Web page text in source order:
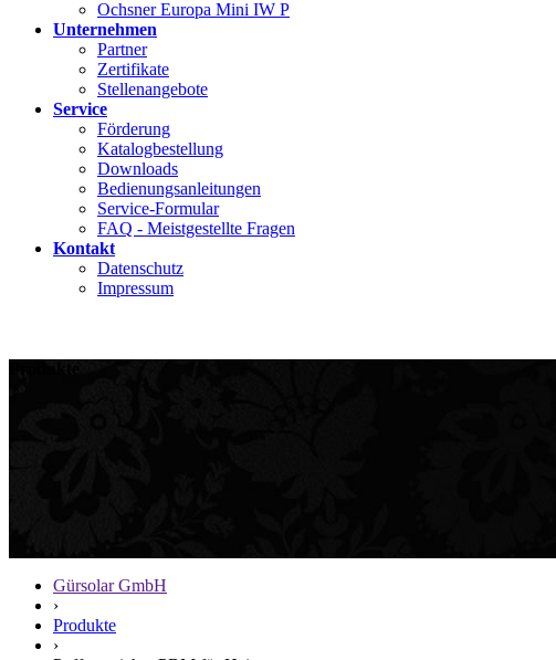
Ochsner Europa Mini IW P
Unternehmen
Partner
Zertifikate
Stellenangebote
Service
Förderung
Katalogbestellung
Downloads
Bedienungsanleitungen
Service-Formular
FAQ - Meistgestellte Fragen
Kontakt
Datenschutz
Impressum
Gürsolar GmbH
›
Produkte
›